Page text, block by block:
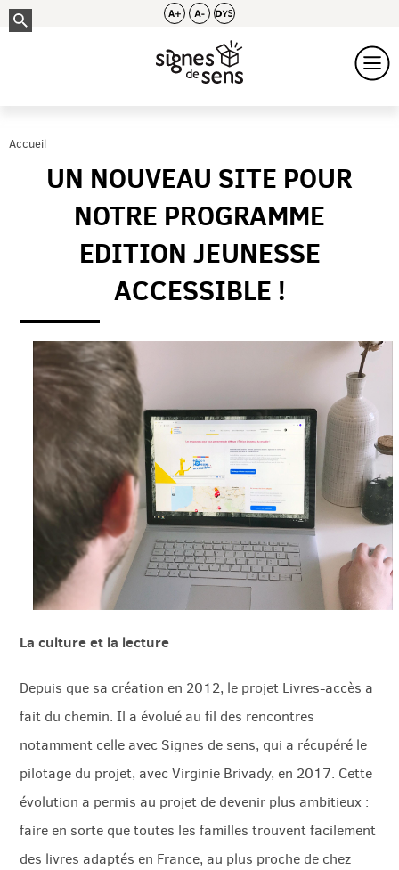
Accueil
UN NOUVEAU SITE POUR
NOTRE PROGRAMME
EDITION JEUNESSE
ACCESSIBLE !
La culture et la lecture
Depuis que sa création en 2012, le projet Livres-accès a
fait du chemin. Il a évolué au fil des rencontres
notamment celle avec Signes de sens, qui a récupéré le
pilotage du projet, avec Virginie Brivady, en 2017. Cette
évolution a permis au projet de devenir plus ambitieux :
faire en sorte que toutes les familles trouvent facilement
des livres adaptés en France, au plus proche de chez